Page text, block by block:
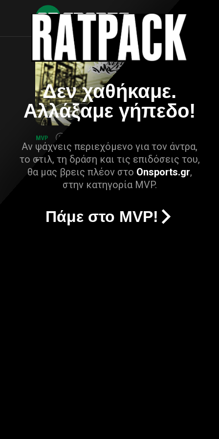
Δεν χαθήκαμε.
Αλλάξαμε γήπεδο!
Αν ψάχνεις περιεχόμενο για τον άντρα,
το στιλ, τη δράση και τις επιδόσεις του,
θα μας βρεις πλέον στο Onsports.gr,
στην κατηγορία MVP.
Πάμε στο MVP!